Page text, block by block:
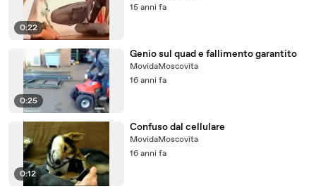
0:22
15 anni fa
0:25
Genio sul quad e fallimento garantito
MovidaMoscovita
16 anni fa
0:12
Confuso dal cellulare
MovidaMoscovita
16 anni fa